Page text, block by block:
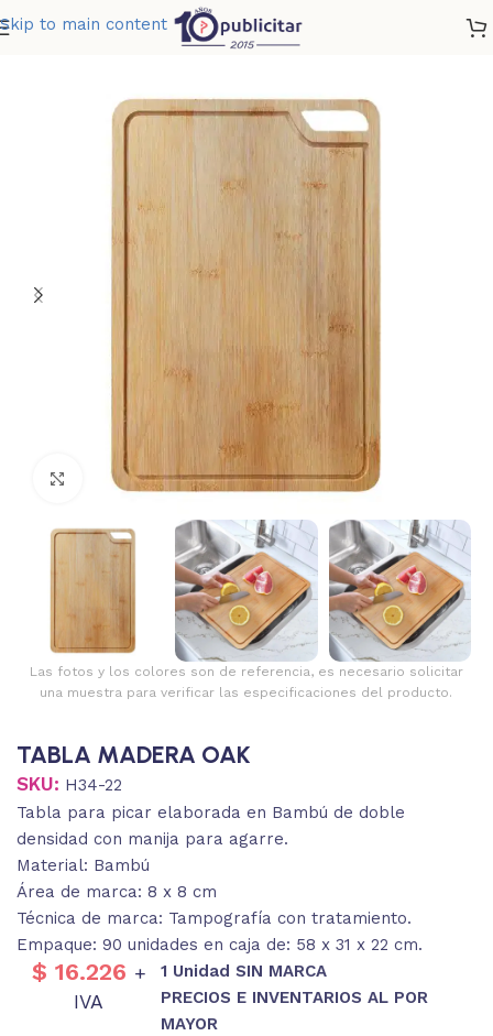
Skip to main content
TABLA MADERA OAK
Clic para ampliar
Las fotos y los colores son de referencia, es necesario solicitar
una muestra para verificar las especificaciones del producto.
TABLA MADERA OAK
SKU: H34-22
Tabla para picar elaborada en Bambú de doble
densidad con manija para agarre.
Material: Bambú
Área de marca: 8 x 8 cm
Técnica de marca: Tampografía con tratamiento.
Empaque: 90 unidades en caja de: 58 x 31 x 22 cm.
$ 16.226 +
IVA
1 Unidad SIN MARCA
PRECIOS E INVENTARIOS AL POR
MAYOR